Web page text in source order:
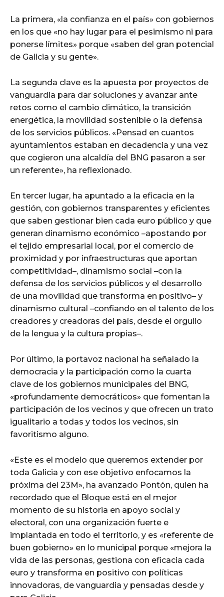
La primera, «la confianza en el país» con gobiernos
en los que «no hay lugar para el pesimismo ni para
ponerse límites» porque «saben del gran potencial
de Galicia y su gente».
La segunda clave es la apuesta por proyectos de
vanguardia para dar soluciones y avanzar ante
retos como el cambio climático, la transición
energética, la movilidad sostenible o la defensa
de los servicios públicos. «Pensad en cuantos
ayuntamientos estaban en decadencia y una vez
que cogieron una alcaldía del BNG pasaron a ser
un referente», ha reflexionado.
En tercer lugar, ha apuntado a la eficacia en la
gestión, con gobiernos transparentes y eficientes
que saben gestionar bien cada euro público y que
generan dinamismo económico –apostando por
el tejido empresarial local, por el comercio de
proximidad y por infraestructuras que aportan
competitividad–, dinamismo social –con la
defensa de los servicios públicos y el desarrollo
de una movilidad que transforma en positivo– y
dinamismo cultural –confiando en el talento de los
creadores y creadoras del país, desde el orgullo
de la lengua y la cultura propias–.
Por último, la portavoz nacional ha señalado la
democracia y la participación como la cuarta
clave de los gobiernos municipales del BNG,
«profundamente democráticos» que fomentan la
participación de los vecinos y que ofrecen un trato
igualitario a todas y todos los vecinos, sin
favoritismo alguno.
«Este es el modelo que queremos extender por
toda Galicia y con ese objetivo enfocamos la
próxima del 23M», ha avanzado Pontón, quien ha
recordado que el Bloque está en el mejor
momento de su historia en apoyo social y
electoral, con una organización fuerte e
implantada en todo el territorio, y es «referente de
buen gobierno» en lo municipal porque «mejora la
vida de las personas, gestiona con eficacia cada
euro y transforma en positivo con políticas
innovadoras, de vanguardia y pensadas desde y